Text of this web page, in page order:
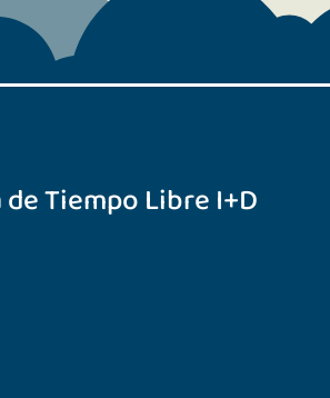
de Tiempo Libre I+D